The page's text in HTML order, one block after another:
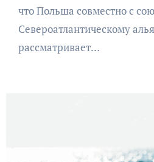
что Польша совместно с
Североатлантическому
рассматривает…